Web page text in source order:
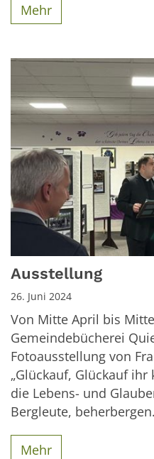
Mehr
Ausstellung
26. Juni 2024
Von Mitte April bis
Gemeindebücherei
Fotoausstellung von
„Glückauf, Glückauf ihr
die Lebens- und
Bergleute, beherbergen.
Mehr